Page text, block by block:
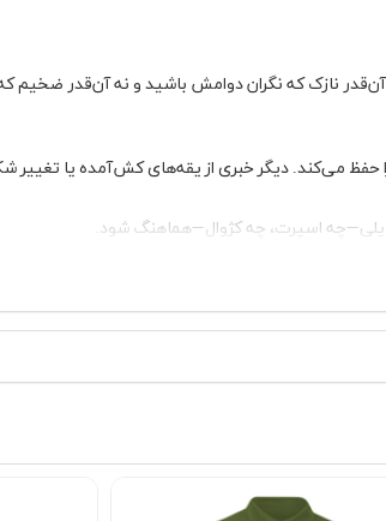
نازک که نگران دوامش باشید و نه آن‌قدر ضخیم
حفظ می‌کند. دیگر خبری از یقه‌های کش‌آمده یا تغییر
اسپرت، چه کژوال—هماهنگ شود.
خاص، این تیشرت همیشه یک گزینه‌ی جذاب
می‌ماند.